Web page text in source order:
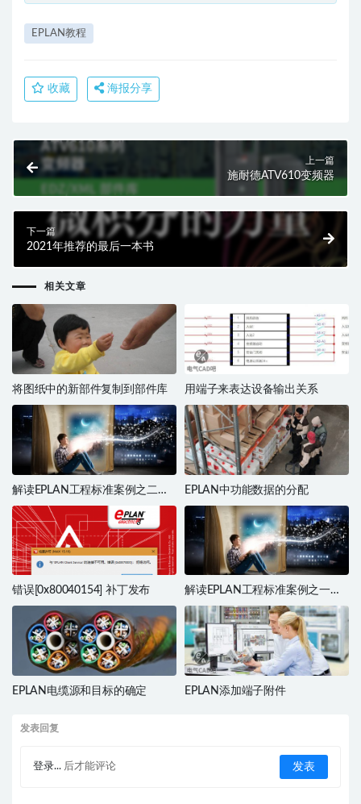
EPLAN教程
收藏 海报分享
上一篇
施耐德ATV610变频器
下一篇
2021年推荐的最后一本书
相关文章
将图纸中的新部件复制到部件库 用端子来表达设备输出关系
解读EPLAN工程标准案例之二：
与Phoenix选型软件的数据交换
EPLAN中功能数据的分配
错误[0x80040154] 补丁发布
解读EPLAN工程标准案例之一：
与第三方数据交换的演示1
EPLAN电缆源和目标的确定 EPLAN添加端子附件
发表回复
登录... 后才能评论